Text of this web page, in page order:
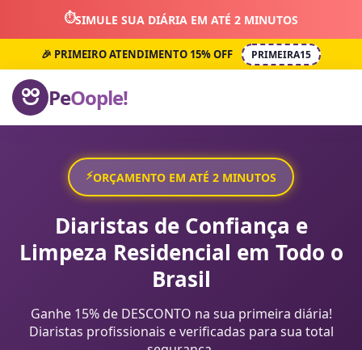
⏱️SIMULE SUA DIÁRIA EM ATÉ 2 MINUTOS
🎉 PRIMEIRO ATENDIMENTO 15% OFF PRIMEIRA15
PeOople!
⚡ORÇAMENTO EM ATÉ 2 MINUTOS
Diaristas de Confiança e
Limpeza Residencial em Todo o
Brasil
Ganhe 15% de DESCONTO na sua primeira diária!
Diaristas profissionais e verificadas para sua total